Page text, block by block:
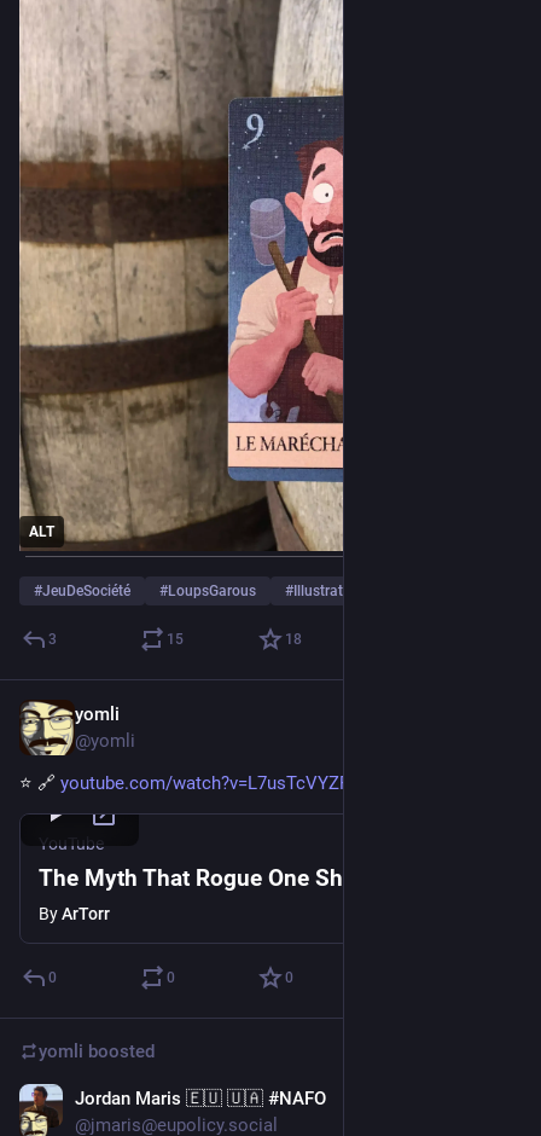
ALT
#JeuDeSociété #LoupsGarous # Illustration
3 15 18
yomli
@yomli
⭐ 🔗 youtube.com/watch?v=L7usTcVYZRo
YouTube
The Myth That Rogue One Shattered
ByArTorr
0 0 0
yomli boosted
Jordan Maris 🇪🇺 🇺🇦 #NAFO
@jmaris@eupolicy.social